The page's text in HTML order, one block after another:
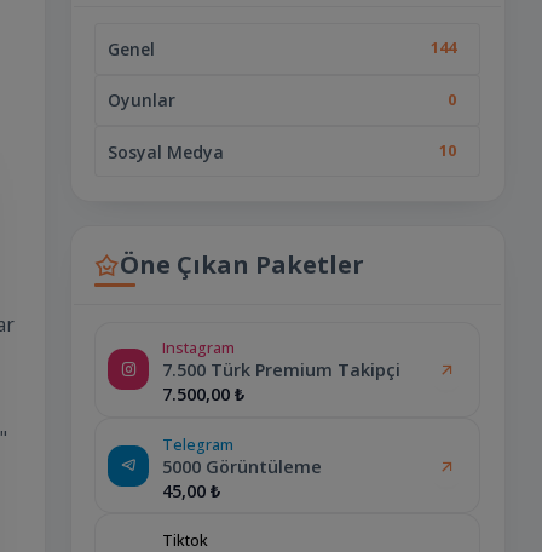
Genel 144
Oyunlar 0
Sosyal Medya 10
Öne Çıkan Paketler
Instagram
7.500 Türk Premium Takipçi
7.500,00 ₺
Telegram
5000 Görüntüleme
45,00 ₺
Tiktok